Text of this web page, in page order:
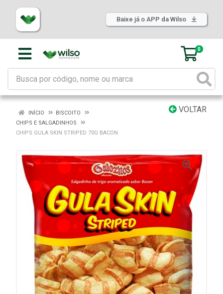
Baixe já o APP da Wilso
0
VOLTAR
INÍCIO
BISCOITO
CHIPS E SALGADINHOS
CHIPS GULA SKIN STRIPED 70G BACON